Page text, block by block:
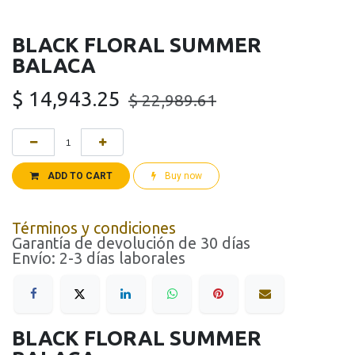
BLACK FLORAL SUMMER
BALACA
$ 14,943.25 $22,989.61
ADD TO CART Buy now
Términos y condiciones
Garantía de devolución de 30 días
Envío: 2-3 días laborales
BLACK FLORAL SUMMER